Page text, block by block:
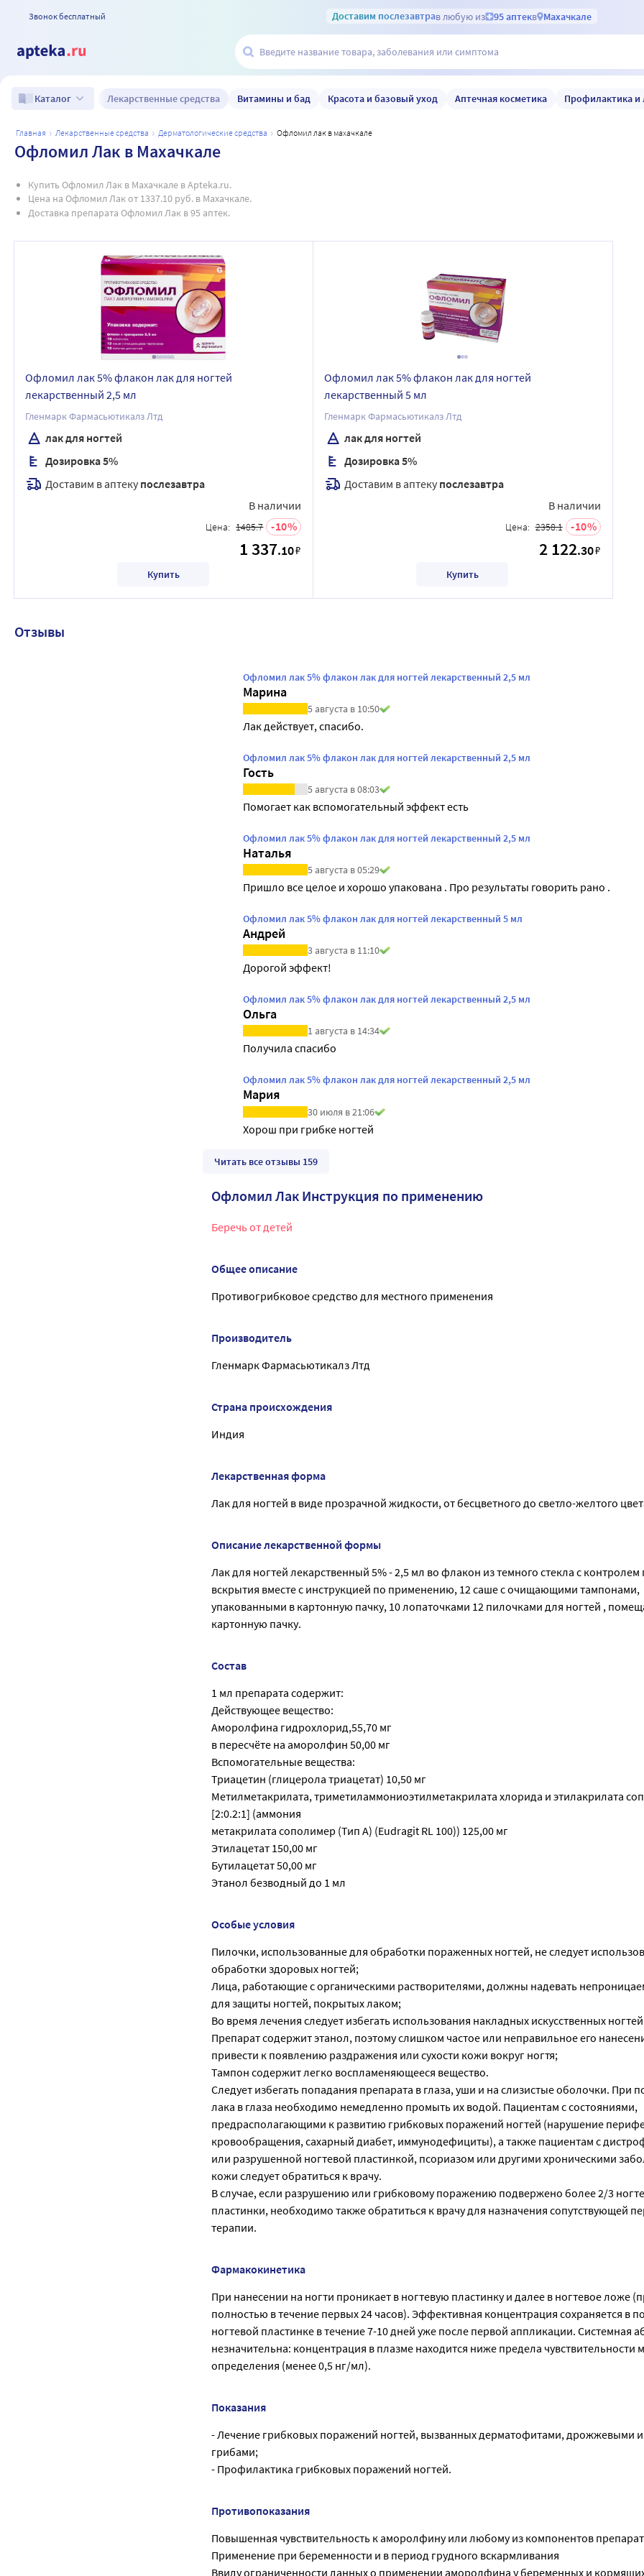
Звонок бесплатный Доставим послезавтрав любую из 95 аптекв Махачкале
Каталог Лекарственные средства Витамины и бад Красота и базовый уход Аптечная косметика Профилактика и
главная лекарственные средства дерматологические средства офломил лак в махачкале
Офломил Лак в Махачкале
Купить Офломил Лак в Махачкале в Apteka.ru.
Цена на Офломил Лак от 1337.10 руб. в Махачкале.
Доставка препарата Офломил Лак в 95 аптек.
Офломил лак 5% флакон лак для ногтей
лекарственный 2,5 мл
Гленмарк Фармасьютикалз Лтд
лак для ногтей
Дозировка 5%
Доставим в аптеку послезавтра
В наличии
Цена: 1485.7 10
1 337.10₽
Купить
Офломил лак 5% флакон лак для ногтей
лекарственный 5 мл
Гленмарк Фармасьютикалз Лтд
лак для ногтей
Дозировка 5%
Доставим в аптеку послезавтра
В наличии
Цена: 2358.1 10
2 122.30₽
Купить
Отзывы
Офломил лак 5% флакон лак для ногтей лекарственный 2,5 мл
Марина
5 августа в 10:50
Лак действует, спасибо.
Офломил лак 5% флакон лак для ногтей лекарственный 2,5 мл
Гость
5 августа в 08:03
Помогает как вспомогательный эффект есть
Офломил лак 5% флакон лак для ногтей лекарственный 2,5 мл
Наталья
5 августа в 05:29
Пришло все целое и хорошо упакована . Про результаты говорить рано .
Офломил лак 5% флакон лак для ногтей лекарственный 5 мл
Андрей
3 августа в 11:10
Дорогой эффект!
Офломил лак 5% флакон лак для ногтей лекарственный 2,5 мл
Ольга
1 августа в 14:34
Получила спасибо
Офломил лак 5% флакон лак для ногтей лекарственный 2,5 мл
Мария
30 июля в 21:06
Хорош при грибке ногтей
Читать все отзывы 159
Офломил Лак Инструкция по применению
Беречь от детей
Общее описание
Противогрибковое средство для местного применения
Производитель
Гленмарк Фармасьютикалз Лтд
Страна происхождения
Индия
Лекарственная форма
Лак для ногтей в виде прозрачной жидкости, от бесцветного до светло-желтого
Описание лекарственной формы
Лак для ногтей лекарственный 5% - 2,5 мл во флакон из темного стекла с контролем
вскрытия вместе с инструкцией по применению, 12 саше с очищающими тампонами,
упакованными в картонную пачку, 10 лопаточками 12 пилочками для ногтей ,
картонную пачку.
Состав
1 мл препарата содержит:
Действующее вещество:
Аморолфина гидрохлорид,55,70 мг
в пересчёте на аморолфин 50,00 мг
Вспомогательные вещества:
Триацетин (глицерола триацетат) 10,50 мг
Метилметакрилата, триметиламмониоэтилметакрилата хлорида и этилакрилата
[2:0.2:1] (аммония
метакрилата сополимер (Тип А) (Eudragit RL 100)) 125,00 мг
Этилацетат 150,00 мг
Бутилацетат 50,00 мг
Этанол безводный до 1 мл
Особые условия
Пилочки, использованные для обработки пораженных ногтей, не следует
обработки здоровых ногтей;
Лица, работающие с органическими растворителями, должны надевать
для защиты ногтей, покрытых лаком;
Во время лечения следует избегать использования накладных искусственных
Препарат содержит этанол, поэтому слишком частое или неправильное его
привести к появлению раздражения или сухости кожи вокруг ногтя;
Тампон содержит легко воспламеняющееся вещество.
Следует избегать попадания препарата в глаза, уши и на слизистые оболочки. При
лака в глаза необходимо немедленно промыть их водой. Пациентам с состояниями,
предрасполагающими к развитию грибковых поражений ногтей (нарушение
кровообращения, сахарный диабет, иммунодефициты), а также пациентам с
или разрушенной ногтевой пластинкой, псориазом или другими хроническими
кожи следует обратиться к врачу.
В случае, если разрушению или грибковому поражению подвержено более 2/3
пластинки, необходимо также обратиться к врачу для назначения сопутствующей
терапии.
Фармакокинетика
При нанесении на ногти проникает в ногтевую пластинку и далее в ногтевое ложе
полностью в течение первых 24 часов). Эффективная концентрация сохраняется в
ногтевой пластинке в течение 7-10 дней уже после первой аппликации. Системная
незначительна: концентрация в плазме находится ниже предела чувствительности
определения (менее 0,5 нг/мл).
Показания
- Лечение грибковых поражений ногтей, вызванных дерматофитами, дрожжевыми
грибами;
- Профилактика грибковых поражений ногтей.
Противопоказания
Повышенная чувствительность к аморолфину или любому из компонентов
Применение при беременности и в период грудного вскармливания
Ввиду ограниченности данных о применении аморолфина у беременных и